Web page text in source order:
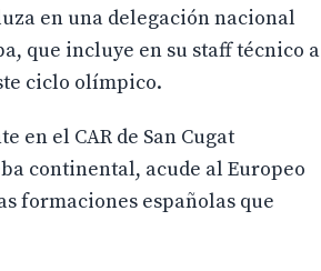
en una delegación nacional
que incluye en su staff técnico a
ciclo olímpico.
en el CAR de San Cugat
continental, acude al Europeo
formaciones españolas que